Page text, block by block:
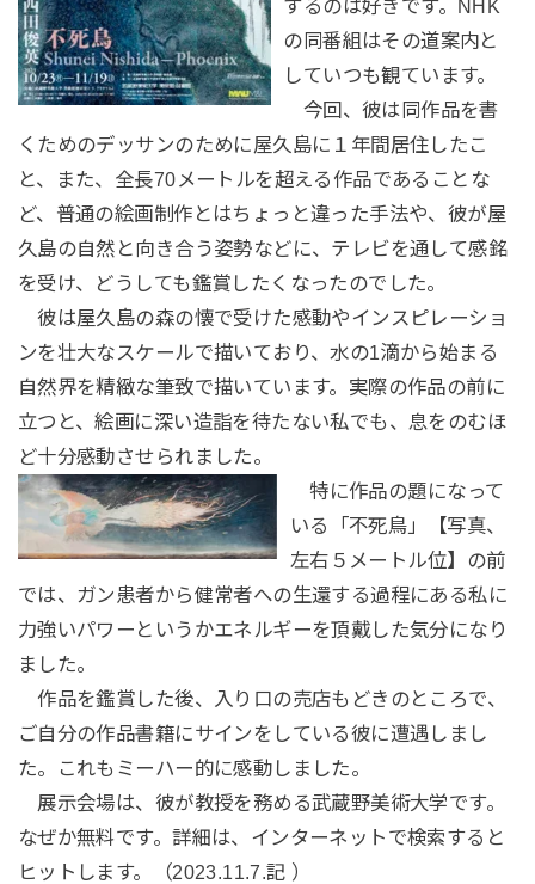
するのは好きです。NHK
の同番組はその道案内と
していつも観ています。
今回、彼は同作品を書
くためのデッサンのために屋久島に１年間居住したこ
と、また、全長70メートルを超える作品であることな
ど、普通の絵画制作とはちょっと違った手法や、彼が屋
久島の自然と向き合う姿勢などに、テレビを通して感銘
を受け、どうしても鑑賞したくなったのでした。
彼は屋久島の森の懐で受けた感動やインスピレーショ
ンを壮大なスケールで描いており、水の1滴から始まる
自然界を精緻な筆致で描いています。実際の作品の前に
立つと、絵画に深い造詣を待たない私でも、息をのむほ
ど十分感動させられました。
特に作品の題になって
いる「不死鳥」【写真、
左右５メートル位】の前
では、ガン患者から健常者への生還する過程にある私に
力強いパワーというかエネルギーを頂戴した気分になり
ました。
作品を鑑賞した後、入り口の売店もどきのところで、
ご自分の作品書籍にサインをしている彼に遭遇しまし
た。これもミーハー的に感動しました。
展示会場は、彼が教授を務める武蔵野美術大学です。
なぜか無料です。詳細は、インターネットで検索すると
ヒットします。（2023.11.7.記 ）